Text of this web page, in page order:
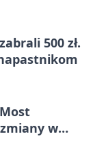
500 zł.
w